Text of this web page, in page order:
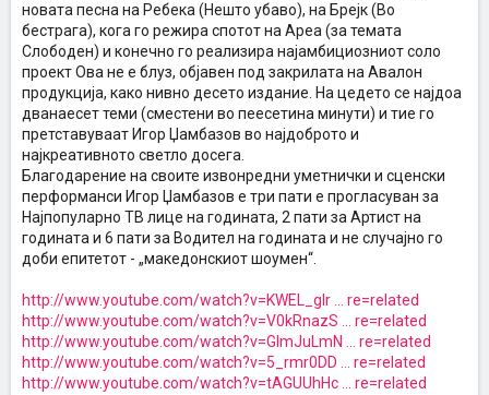
новата песна на Ребека (Нешто убаво), на Брејк (Во
бестрага), кога го режира спотот на Ареа (за темата
Слободен) и конечно го реализира најамбициозниот соло
проект Ова не е блуз, објавен под закрилата на Авалон
продукција, како нивно десето издание. На цедето се најдоа
дванаесет теми (сместени во пеесетина минути) и тие го
претставуваат Игор Џамбазов во најдоброто и
најкреативното светло досега.
Благодарение на своите извонредни уметнички и сценски
перформанси Игор Џамбазов е три пати е прогласуван за
Најпопуларно ТВ лице на годината, 2 пати за Артист на
годината и 6 пати за Водител на годината и не случајно го
доби епитетот - „македонскиот шоумен“.
http://www.youtube.com/watch?v=KWEL_glr ... re=related
http://www.youtube.com/watch?v=V0kRnazS ... re=related
http://www.youtube.com/watch?v=GlmJuLmN ... re=related
http://www.youtube.com/watch?v=5_rmr0DD ... re=related
http://www.youtube.com/watch?v=tAGUUhHc ... re=related